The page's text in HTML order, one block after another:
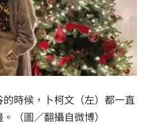
時候，卜柯文（左）都一直
（圖／翻攝自微博）